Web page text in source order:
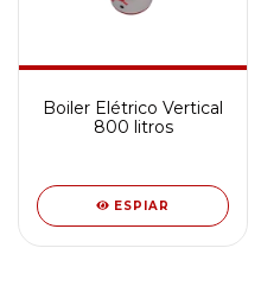
Boiler Elétrico Vertical
800 litros
ESPIAR